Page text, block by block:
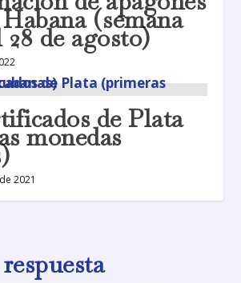
(semana
28 de agosto)
de Plata
monedas
2021